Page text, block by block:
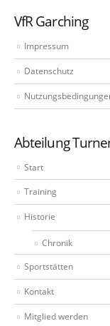
VfR Garching
Impressum
Datenschutz
Abteilung
Start
Training
Historie
Chronik
Sportstätten
Kontakt
Mitglied werden